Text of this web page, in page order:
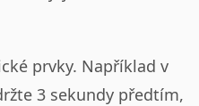
prvky. Například v
3 sekundy předtím,